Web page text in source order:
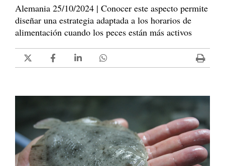
Alemania 25/10/2024 | Conocer este aspecto permite
diseñar una estrategia adaptada a los horarios de
alimentación cuando los peces están más activos